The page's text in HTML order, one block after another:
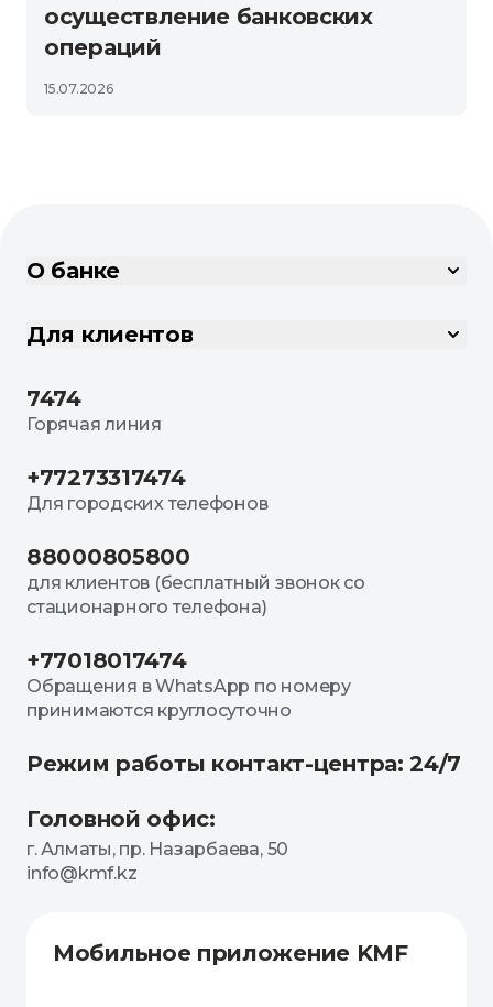
осуществление банковских
операций
15.07.2026
О банке
Для клиентов
7474
Горячая линия
+77273317474
Для городских телефонов
88000805800
для клиентов (бесплатный звонок со
стационарного телефона)
+77018017474
Обращения в WhatsApp по номеру
принимаются круглосуточно
Режим работы контакт-центра: 24/7
Головной офис:
г. Алматы, пр. Назарбаева, 50
info@kmf.kz
Мобильное приложение KMF